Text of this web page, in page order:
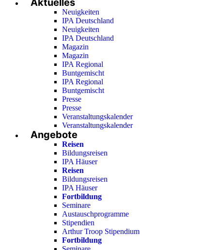
Neuigkeiten
IPA Deutschland
Neuigkeiten
IPA Deutschland
Magazin
Magazin
IPA Regional
Buntgemischt
IPA Regional
Buntgemischt
Presse
Presse
Veranstaltungskalender
Veranstaltungskalender
Angebote
Reisen
Bildungsreisen
IPA Häuser
Reisen
Bildungsreisen
IPA Häuser
Fortbildung
Seminare
Austauschprogramme
Stipendien
Arthur Troop Stipendium
Fortbildung